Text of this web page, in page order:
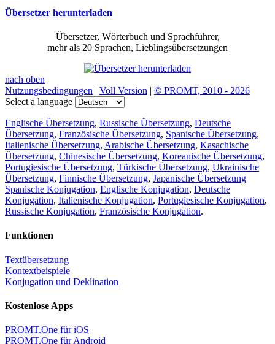
Übersetzer herunterladen
Übersetzer, Wörterbuch und Sprachführer,
mehr als 20 Sprachen, Lieblingsübersetzungen
nach oben
Nutzungsbedingungen | Voll Version | © PROMT, 2010 - 2026
Select a language
Englische Übersetzung, Russische Übersetzung, Deutsche
Übersetzung, Französische Übersetzung, Spanische Übersetzung,
Italienische Übersetzung, Arabische Übersetzung, Kasachische
Übersetzung, Chinesische Übersetzung, Koreanische Übersetzung,
Portugiesische Übersetzung, Türkische Übersetzung, Ukrainische
Übersetzung, Finnische Übersetzung, Japanische Übersetzung
Spanische Konjugation, Englische Konjugation, Deutsche
Konjugation, Italienische Konjugation, Portugiesische Konjugation,
Russische Konjugation, Französische Konjugation.
Funktionen
Textübersetzung
Kontextbeispiele
Konjugation und Deklination
Kostenlose Apps
PROMT.One für iOS
PROMT.One für Android